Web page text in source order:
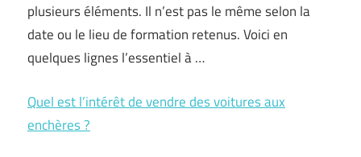
plusieurs éléments. Il n’est pas le même selon la
date ou le lieu de formation retenus. Voici en
quelques lignes l’essentiel à …
Quel est l’intérêt de vendre des voitures aux
enchères ?